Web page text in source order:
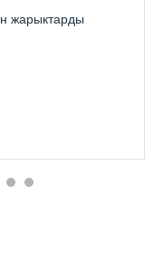
жарыктарды